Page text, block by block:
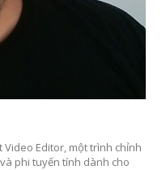
Editor, một trình chỉnh
phi tuyến tính dành cho